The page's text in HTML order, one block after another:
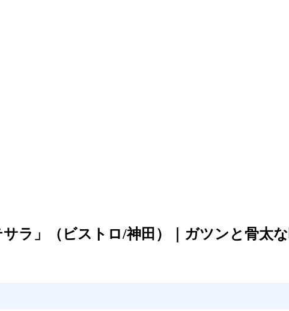
ラ」（ビストロ/神田）｜ガツンと骨太